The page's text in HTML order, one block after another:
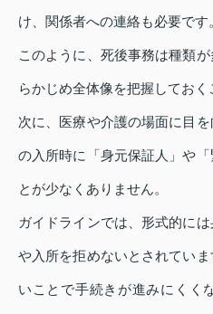
け、関係者への連絡も必要です
このように、死後事務は種類
らかじめ全体像を把握しておく
次に、医療や介護の場面に目
の入所時に「身元保証人」や
とが少なくありません。
ガイドラインでは、形式的に
や入所を拒めないとされてい
いことで手続きが進みにくく